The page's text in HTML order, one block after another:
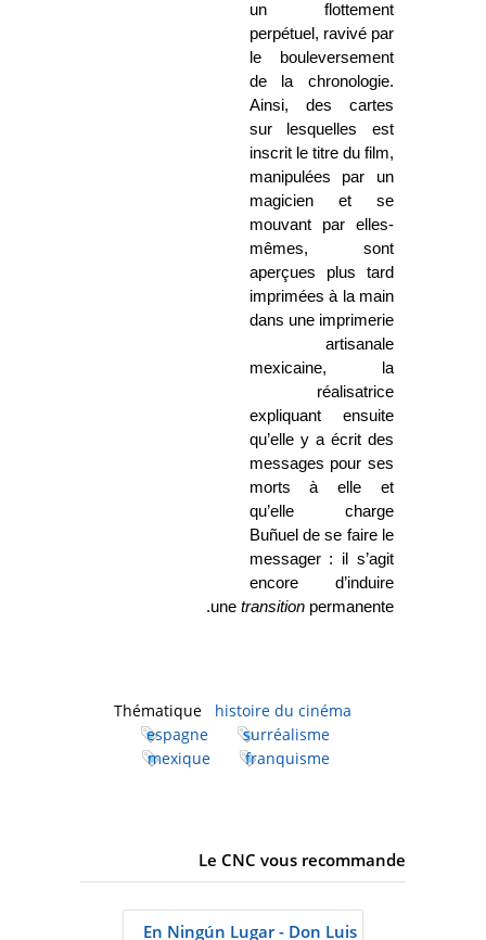
un flottement
perpétuel, ravivé par
le bouleversement
de la chronologie.
Ainsi, des cartes
sur lesquelles est
inscrit le titre du film,
manipulées par un
magicien et se
mouvant par elles-
mêmes, sont
aperçues plus tard
imprimées à la main
dans une imprimerie
artisanale
mexicaine, la
réalisatrice
expliquant ensuite
qu’elle y a écrit des
messages pour ses
morts à elle et
qu’elle charge
Buñuel de se faire le
messager : il s’agit
encore d’induire
une transition permanente.
Thématique
histoire du cinéma
espagne
surréalisme
mexique
franquisme
Le CNC vous recommande
En Ningún Lugar - Don Luis